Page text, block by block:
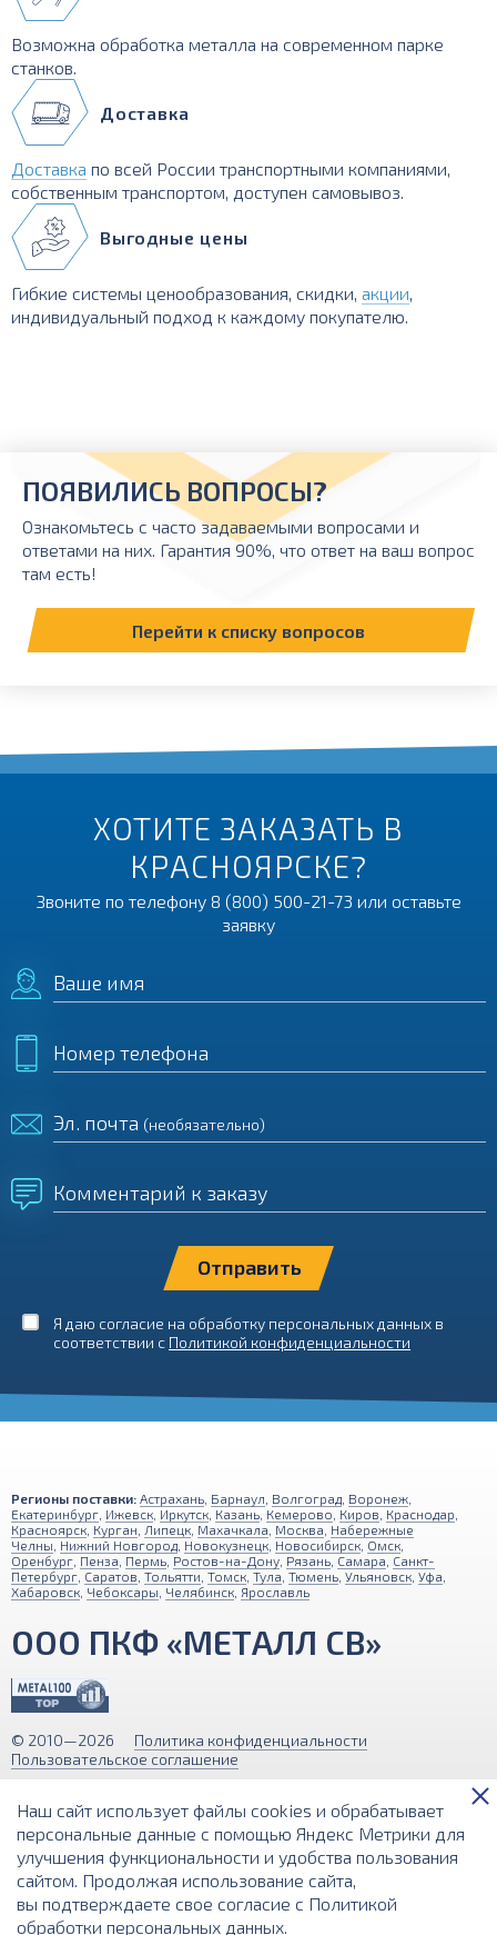
Возможна обработка металла на современном парке
станков.
Доставка
Доставка по всей России транспортными компаниями,
собственным транспортом, доступен самовывоз.
Выгодные цены
Гибкие системы ценообразования, скидки, акции,
индивидуальный подход к каждому покупателю.
ХОТИТЕ ЗАКАЗАТЬ В
КРАСНОЯРСКЕ?
Звоните по телефону 8 (800) 500-21-73 или оставьте
заявку
Ваше имя
Номер телефона
Эл. почта (необязательно)
Комментарий к заказу
Я даю согласие на обработку персональных данных в
соответствии с Политикой конфиденциальности
ПОЯВИЛИСЬ ВОПРОСЫ?
Ознакомьтесь с часто задаваемыми вопросами и
ответами на них. Гарантия 90%, что ответ на ваш вопрос
там есть!
Перейти к списку вопросов
Регионы поставки: Астрахань Барнаул Волгоград Воронеж
Екатеринбург Ижевск Иркутск Казань Кемерово Киров Краснодар
Красноярск Курган Липецк Махачкала Москва Набережные
Челны Нижний Новгород Новокузнецк Новосибирск Омск
Оренбург Пенза Пермь Ростов-на-Дону Рязань Самара Санкт-
Петербург Саратов Тольятти Томск Тула Тюмень Ульяновск Уфа
Хабаровск Чебоксары Челябинск Ярославль
ООО ПКФ «МЕТАЛЛ СВ»
© 2010—2026
Политика конфиденциальности
Пользовательское соглашение
на этом интернет-сайте носит исключительно информационный
характер и ни при каких условиях не является публичной офертой,
определяемой положениями Статьи 437 (2) Гражданского кодекса РФ.
Разработка и поддержка сайта
Наш сайт использует файлы cookies и обрабатывает
персональные данные с помощью Яндекс Метрики для
улучшения функциональности и удобства пользования
сайтом. Продолжая использование сайта,
вы подтверждаете свое согласие с Политикой
обработки персональных данных.